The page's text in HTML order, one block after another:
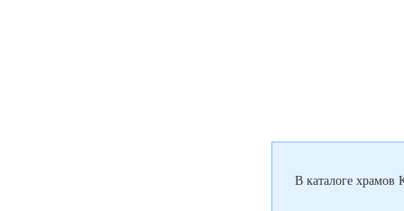
В каталоге храмов